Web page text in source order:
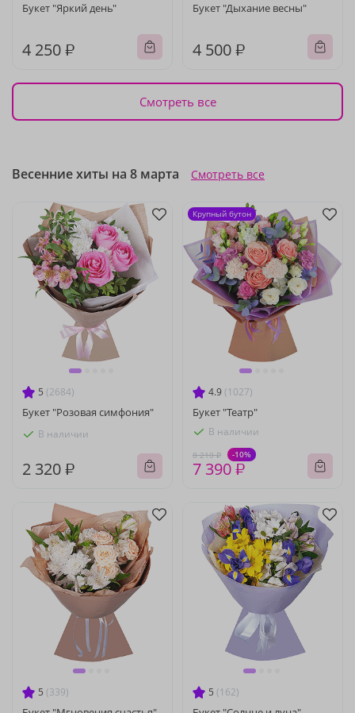
Букет "Яркий день"
4 250 ₽
Букет "Дыхание весны"
4 500 ₽
Смотреть все
Весенние хиты на 8 марта Смотреть все
5 (2684)
Букет "Розовая симфония"
В наличии
2 320 ₽
4.9 (1027)
Букет "Театр"
В наличии
8 210 ₽ -10%
7 390 ₽
Крупный бутон
5 (339) 5 (162)